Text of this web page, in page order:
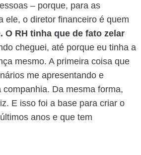
– porque, para as
ele, o diretor financeiro é quem
. O RH tinha que de fato zelar
cheguei, até porque eu tinha a
mesmo. A primeira coisa que
me apresentando e
Da mesma forma,
E isso foi a base para criar o
anos e que tem